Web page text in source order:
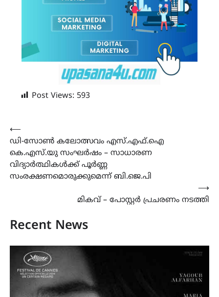
Post Views: 593
Post
navigation
⟵
ഡി-സോൺ കലോത്സവം എസ്.എഫ്.ഐ
കെ.എസ്.യു സംഘർഷം – സാധാരണ
വിദ്യാർത്ഥികൾക്ക് പൂർണ്ണ
സംരക്ഷണമൊരുക്കുമെന്ന് ബി.ജെ.പി
മികവ് – പോസ്റ്റർ പ്രചരണം നടത്തി
⟶
Recent News